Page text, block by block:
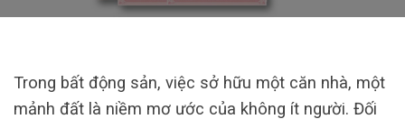
Trong bất động sản, việc sở hữu một căn nhà, một
mảnh đất là niềm mơ ước của không ít người. Đối